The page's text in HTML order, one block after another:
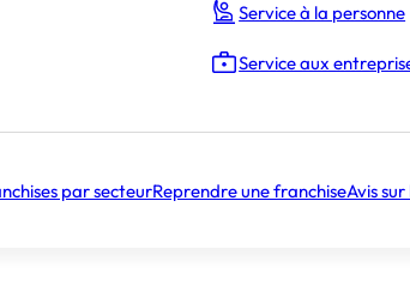
Service à la personne
Service aux
par secteurReprendre une franchiseAvis